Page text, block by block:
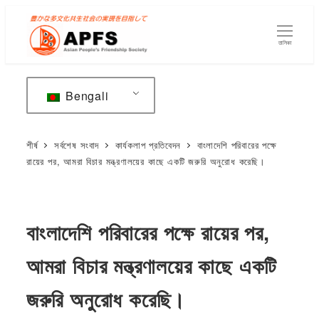
বিষয়বস্তুতে
তালিকা
Bengali
শীর্ষ সর্বশেষ সংবাদ কার্যকলাপ প্রতিবেদন
বাংলাদেশি পরিবারের পক্ষে
রায়ের পর, আমরা বিচার মন্ত্রণালয়ের কাছে একটি জরুরি অনুরোধ করেছি।
বাংলাদেশি পরিবারের পক্ষে রায়ের পর,
আমরা বিচার মন্ত্রণালয়ের কাছে একটি
জরুরি অনুরোধ করেছি।